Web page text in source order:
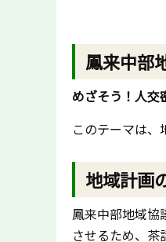
鳳来中部
めざそう！人
このテーマは、
地域計画
鳳来中部地域協
させるため、茶